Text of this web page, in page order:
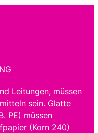
Leitungen, müssen
sein. Glatte
PE) müssen
(Korn 240)